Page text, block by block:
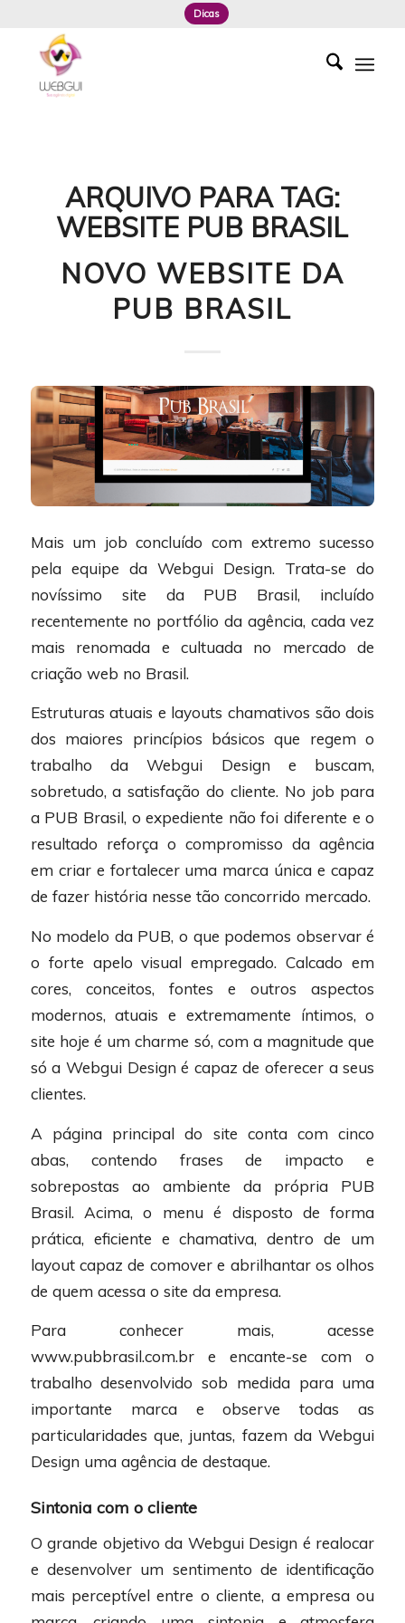
Dicas
ARQUIVO PARA TAG:
WEBSITE PUB BRASIL
NOVO WEBSITE DA
PUB BRASIL
Mais um job concluído com extremo sucesso
pela equipe da Webgui Design. Trata-se do
novíssimo site da PUB Brasil, incluído
recentemente no portfólio da agência, cada vez
mais renomada e cultuada no mercado de
criação web no Brasil.
Estruturas atuais e layouts chamativos são dois
dos maiores princípios básicos que regem o
trabalho da Webgui Design e buscam,
sobretudo, a satisfação do cliente. No job para
a PUB Brasil, o expediente não foi diferente e o
resultado reforça o compromisso da agência
em criar e fortalecer uma marca única e capaz
de fazer história nesse tão concorrido mercado.
No modelo da PUB, o que podemos observar é
o forte apelo visual empregado. Calcado em
cores, conceitos, fontes e outros aspectos
modernos, atuais e extremamente íntimos, o
site hoje é um charme só, com a magnitude que
só a Webgui Design é capaz de oferecer a seus
clientes.
A página principal do site conta com cinco
abas, contendo frases de impacto e
sobrepostas ao ambiente da própria PUB
Brasil. Acima, o menu é disposto de forma
prática, eficiente e chamativa, dentro de um
layout capaz de comover e abrilhantar os olhos
de quem acessa o site da empresa.
Para conhecer mais, acesse
www.pubbrasil.com.br e encante-se com o
trabalho desenvolvido sob medida para uma
importante marca e observe todas as
particularidades que, juntas, fazem da Webgui
Design uma agência de destaque.
Sintonia com o cliente
O grande objetivo da Webgui Design é realocar
e desenvolver um sentimento de identificação
mais perceptível entre o cliente, a empresa ou